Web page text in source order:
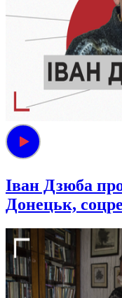
Іван Дзюба
Донецьк,